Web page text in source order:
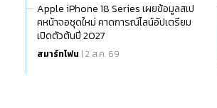
Apple iPhone 18 Series เผยข้อมูลสเป
คหน้าจอชุดใหม่ คาดการณ์ไลน์อัปเตรียม
เปิดตัวต้นปี 2027
สมาร์ทโฟน | 2 ส.ค. 69